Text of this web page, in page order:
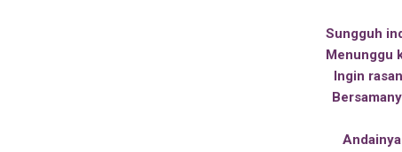
Sungguh
Menunggu
Ingin